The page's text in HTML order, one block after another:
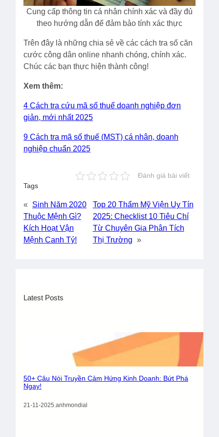
Cung cấp thông tin cá nhân chính xác và đầy đủ
theo hướng dẫn để đảm bảo tính xác thực
Trên đây là những chia sẻ về các cách tra số căn
cước công dân online nhanh chóng, chính xác.
Chúc các bạn thực hiện thành công!
Xem thêm:
4 Cách tra cứu mã số thuế doanh nghiệp đơn
giản, mới nhất 2025
9 Cách tra mã số thuế (MST) cá nhân, doanh
nghiệp chuẩn 2025
Đánh giá bài viết
Tags
«
Sinh Năm 2020
Thuộc Mệnh Gì?
Kích Hoạt Vận
Mệnh Canh Tý!
Top 20 Thẩm Mỹ Viện Uy Tín
2025: Checklist 10 Tiêu Chí
Từ Chuyên Gia Phân Tích
Thị Trường »
Latest Posts
50+ Câu Nói Truyền Cảm Hứng Kinh Doanh: Bứt Phá
Ngay!
21-11-2025.anhmondial